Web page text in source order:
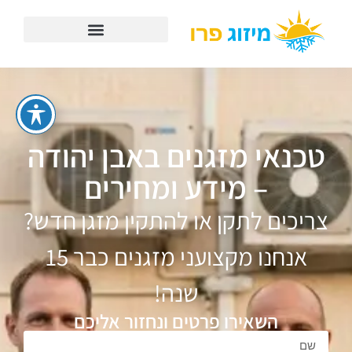
טכנאי מזגנים באבן יהודה
– מידע ומחירים
צריכים לתקן או להתקין מזגן חדש?
אנחנו מקצועני מזגנים כבר 15
שנה!
השאירו פרטים ונחזור אליכם